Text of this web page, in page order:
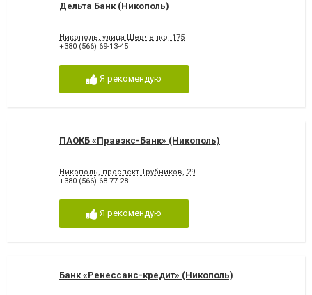
Дельта Банк (Никополь)
Никополь, улица Шевченко, 175
+380 (566) 69-13-45
Я рекомендую
ПАОКБ «Правэкс-Банк» (Никополь)
Никополь, проспект Трубников, 29
+380 (566) 68-77-28
Я рекомендую
Банк «Ренессанс-кредит» (Никополь)